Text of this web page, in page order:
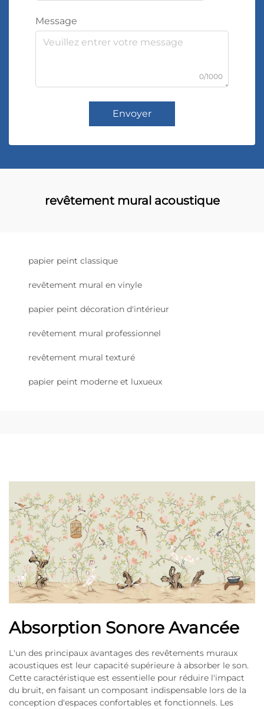
Message
0/1000
Envoyer
revêtement mural acoustique
papier peint classique
revêtement mural en vinyle
papier peint décoration d'intérieur
revêtement mural professionnel
revêtement mural texturé
papier peint moderne et luxueux
Absorption Sonore Avancée
L'un des principaux avantages des revêtements muraux
acoustiques est leur capacité supérieure à absorber le son.
Cette caractéristique est essentielle pour réduire l'impact
du bruit, en faisant un composant indispensable lors de la
conception d'espaces confortables et fonctionnels. Les